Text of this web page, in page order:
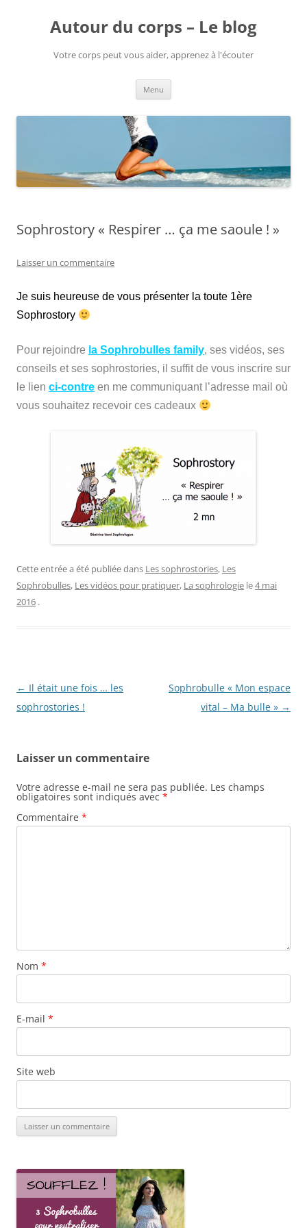
contenuAutour du corps – Le blog
Votre corps peut vous aider, apprenez à l'écouter
Menu
Sophrostory « Respirer … ça me saoule ! »
Laisser un commentaire
Je suis heureuse de vous présenter la toute 1ère
Sophrostory
Pour rejoindre la Sophrobulles family, ses vidéos, ses
conseils et ses sophrostories, il suffit de vous inscrire sur
le lien ci-contre en me communiquant l’adresse mail où
vous souhaitez recevoir ces cadeaux
Cette entrée a été publiée dans Les sophrostories, Les
Sophrobulles, Les vidéos pour pratiquer, La sophrologie le4 mai
2016 .
Navigation
des
← Il était une fois … les
sophrostories !
Sophrobulle « Mon espace
vital – Ma bulle » →
Laisser un commentaire
Votre adresse e-mail ne sera pas publiée. Les champs
obligatoires sont indiqués avec *
Commentaire *
Nom *
E-mail *
Site web